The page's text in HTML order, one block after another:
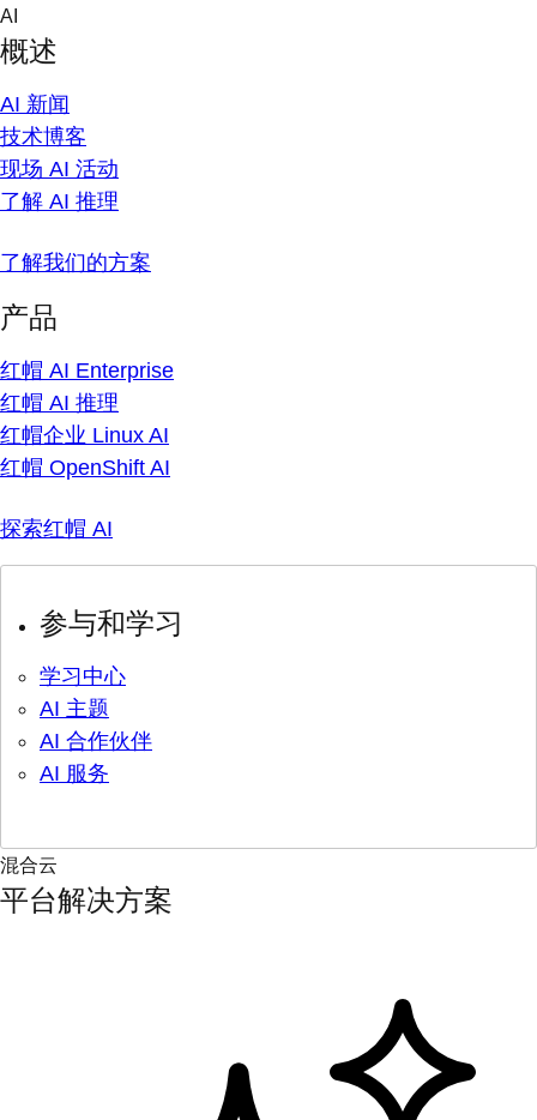
Skip
content
AI
概述
AI 新闻
技术博客
现场 AI 活动
了解 AI 推理
了解我们的方案
产品
红帽 AI Enterprise
红帽 AI 推理
红帽企业 Linux AI
红帽 OpenShift AI
探索红帽 AI
参与和学习
学习中心
AI 主题
AI 合作伙伴
AI 服务
混合云
平台解决方案